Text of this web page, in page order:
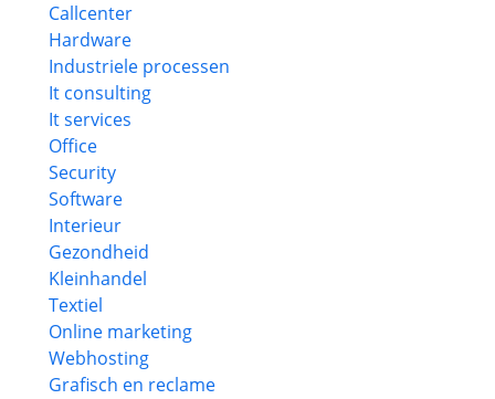
Callcenter
Hardware
Industriele processen
It consulting
It services
Office
Security
Software
Interieur
Gezondheid
Kleinhandel
Textiel
Online marketing
Webhosting
Grafisch en reclame